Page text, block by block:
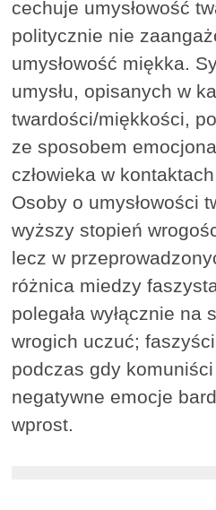
cechuje umysłowość
politycznie nie
umysłowość miękka.
umysłu, opisanych w
twardości/miękkości,
ze sposobem
człowieka w
Osoby o umysłowości
wyższy stopień
lecz w
różnica miedzy
polegała wyłącznie na
wrogich uczuć;
podczas gdy
negatywne emocje
wprost.